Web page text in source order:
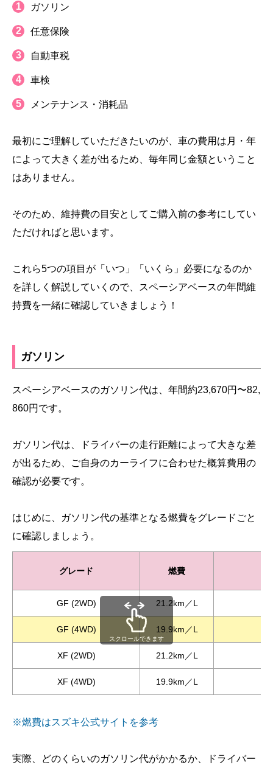
ガソリン
任意保険
自動車税
車検
メンテナンス・消耗品
最初にご理解していただきたいのが、車の費用は月・年
によって大きく差が出るため、毎年同じ金額ということ
はありません。
そのため、維持費の目安としてご購入前の参考にしてい
ただければと思います。
これら5つの項目が「いつ」「いくら」必要になるのか
を詳しく解説していくので、スペーシアベースの年間維
持費を一緒に確認していきましょう！
ガソリン
スペーシアベースのガソリン代は、年間約23,670円〜82,
860円です。
ガソリン代は、ドライバーの走行距離によって大きな差
が出るため、ご自身のカーライフに合わせた概算費用の
確認が必要です。
はじめに、ガソリン代の基準となる燃費をグレードごと
に確認しましょう。
グレード 燃費
GF (2WD) 21.2km／L
GF (4WD) 19.9km／L
XF (2WD) 21.2km／L
XF (4WD) 19.9km／L
スクロールできます
※燃費はスズキ公式サイトを参考
実際、どのくらいのガソリン代がかかるか、ドライバー